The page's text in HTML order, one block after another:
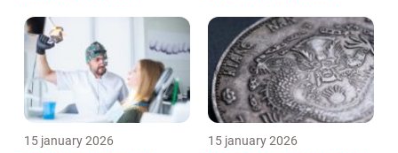
15 january 2026 15 january 2026